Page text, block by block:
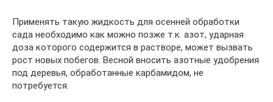
Применять такую жидкость для осенней обработки
сада необходимо как можно позже т.к. азот, ударная
доза которого содержится в растворе, может вызвать
рост новых побегов. Весной вносить азотные удобрения
под деревья, обработанные карбамидом, не
потребуется.